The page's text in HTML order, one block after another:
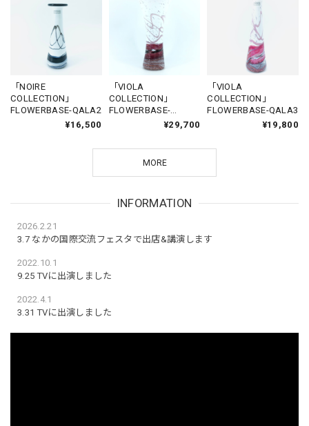
INFORMATION
2026.2.21
3.7 なかの国際交流フェスタで出店&講演します
2022.10.1
9.25 TVに出演しました
2022.4.1
3.31 TVに出演しました
「NOIRE
COLLECTION」
FLOWERBASE-QALA2
¥16,500
「VIOLA
COLLECTION」
FLOWERBASE-
¥29,700
「VIOLA
COLLECTION」
FLOWERBASE-QALA3
¥19,800
MORE